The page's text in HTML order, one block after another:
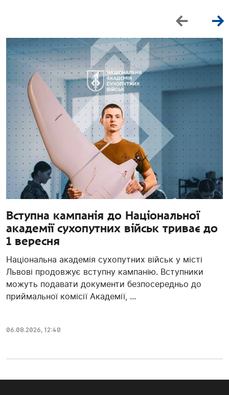
Вступна кампанія до Національної
академії сухопутних військ триває до
1 вересня
Національна академія сухопутних військ у місті
Львові продовжує вступну кампанію. Вступники
можуть подавати документи безпосередньо до
приймальної комісії Академії, ...
06.08.2026, 12:40